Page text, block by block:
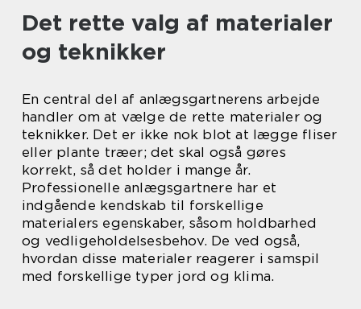
Det rette valg af materialer
og teknikker
En central del af anlægsgartnerens arbejde
handler om at vælge de rette materialer og
teknikker. Det er ikke nok blot at lægge fliser
eller plante træer; det skal også gøres
korrekt, så det holder i mange år.
Professionelle anlægsgartnere har et
indgående kendskab til forskellige
materialers egenskaber, såsom holdbarhed
og vedligeholdelsesbehov. De ved også,
hvordan disse materialer reagerer i samspil
med forskellige typer jord og klima.